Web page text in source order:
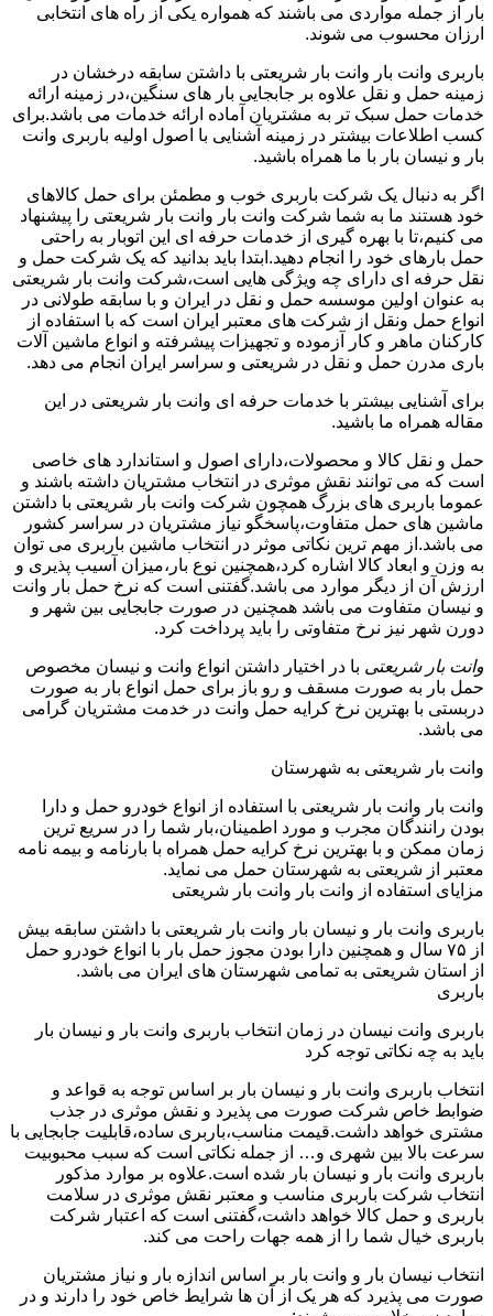
بار از جمله مواردی می باشند که همواره یکی از راه های انتخابی
ارزان محسوب می شوند.
باربری وانت بار وانت بار شریعتی با داشتن سابقه درخشان در
زمینه حمل و نقل علاوه بر جابجایی بار های سنگین،در زمینه ارائه
خدمات حمل سبک تر به مشتریان آماده ارائه خدمات می باشد.برای
کسب اطلاعات بیشتر در زمینه آشنایی با اصول اولیه باربری وانت
بار و نیسان بار با ما همراه باشید.
اگر به دنبال یک شرکت باربری خوب و مطمئن برای حمل کالاهای
خود هستند ما به شما شرکت وانت بار وانت بار شریعتی را پیشنهاد
می کنیم،تا با بهره گیری از خدمات حرفه ای این اتوبار به راحتی
حمل بارهای خود را انجام دهید.ابتدا باید بدانید که یک شرکت حمل و
نقل حرفه ای دارای چه ویژگی هایی است،شرکت وانت بار شریعتی
به عنوان اولین موسسه حمل و نقل در ایران و با سابقه طولانی در
انواع حمل ونقل از شرکت های معتبر ایران است که با استفاده از
کارکنان ماهر و کار آزموده و تجهیزات پیشرفته و انواع ماشین آلات
باری مدرن حمل و نقل در شریعتی و سراسر ایران انجام می دهد.
برای آشنایی بیشتر با خدمات حرفه ای وانت بار شریعتی در این
مقاله همراه ما باشید.
حمل و نقل کالا و محصولات،دارای اصول و استاندارد های خاصی
است که می توانند نقش موثری در انتخاب مشتریان داشته باشند و
عموما باربری های بزرگ همچون شرکت وانت بار شریعتی با داشتن
ماشین های حمل متفاوت،پاسخگو نیاز مشتریان در سراسر کشور
می باشد.از مهم ترین نکاتی موثر در انتخاب ماشین باربری می توان
به وزن و ابعاد کالا اشاره کرد،همچنین نوع بار،میزان آسیب پذیری و
ارزش آن از دیگر موارد می باشد.گفتنی است که نرخ حمل بار وانت
و نیسان متفاوت می باشد همچنین در صورت جابجایی بین شهر و
دورن شهر نیز نرخ متفاوتی را باید پرداخت کرد.
وانت بار شریعتی با در اختیار داشتن انواع وانت و نیسان مخصوص
حمل بار به صورت مسقف و رو باز برای حمل انواع بار به صورت
دربستی با بهترین نرخ کرایه حمل وانت در خدمت مشتریان گرامی
می باشد.
وانت بار شریعتی به شهرستان
وانت بار وانت بار شریعتی با استفاده از انواع خودرو حمل و دارا
بودن رانندگان مجرب و مورد اطمینان،بار شما را در سریع ترین
زمان ممکن و با بهترین نرخ کرایه حمل همراه با بارنامه و بیمه نامه
معتبر از شریعتی به شهرستان حمل می نماید.
مزایای استفاده از وانت بار وانت بار شریعتی
باربری وانت بار و نیسان بار وانت بار شریعتی با داشتن سابقه بیش
از ۷۵ سال و همچنین دارا بودن مجوز حمل بار با انواع خودرو حمل
از استان شریعتی به تمامی شهرستان های ایران می باشد.
باربری
باربری وانت نیسان در زمان انتخاب باربری وانت بار و نیسان بار
باید به چه نکاتی توجه کرد
انتخاب باربری وانت بار و نیسان بار بر اساس توجه به قواعد و
ضوابط خاص شرکت صورت می پذیرد و نقش موثری در جذب
مشتری خواهد داشت.قیمت مناسب،باربری ساده،قابلیت جابجایی با
سرعت بالا بین شهری و… از جمله نکاتی است که سبب محبوبیت
باربری وانت بار و نیسان بار شده است.علاوه بر موارد مذکور
انتخاب شرکت باربری مناسب و معتبر نقش موثری در سلامت
باربری و حمل کالا خواهد داشت،گفتنی است که اعتبار شرکت
باربری خیال شما را از همه جهات راحت می کند.
انتخاب نیسان بار و وانت بار بر اساس اندازه بار و نیاز مشتریان
صورت می پذیرد که هر یک از آن ها شرایط خاص خود را دارند و در